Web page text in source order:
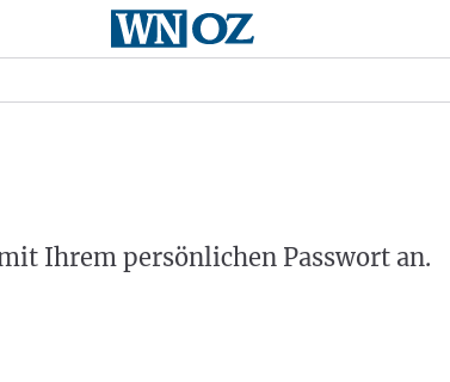
Ihrem persönlichen Passwort an.